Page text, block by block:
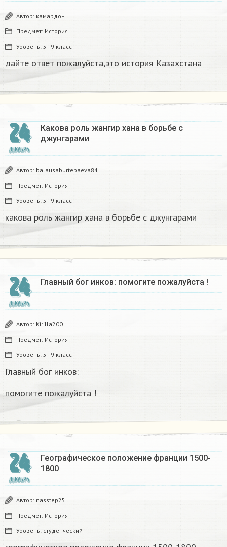
Автор: камардон
Предмет: История
Уровень: 5 - 9 класс
дайте ответ пожалуйста,это история Казахстана
24
ДЕКАБРЬ
Какова роль жангир хана в борьбе с
джунгарами​
Автор: balausaburtebaeva84
Предмет: История
Уровень: 5 - 9 класс
какова роль жангир хана в борьбе с джунгарами​
24
ДЕКАБРЬ
Главный бог инков: помогите пожалуйста !
Автор: Kirilla200
Предмет: История
Уровень: 5 - 9 класс
Главный бог инков:
помогите пожалуйста !
24
ДЕКАБРЬ
Географическое положение франции 1500-
1800​
Автор: nasstep25
Предмет: История
Уровень: студенческий